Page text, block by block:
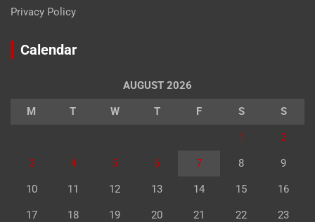
Privacy Policy
Calendar
AUGUST 2026
M T W T F S S
1 2
3 4 5 6 7 8 9
10 11 12 13 14 15 16
17 18 19 20 21 22 23